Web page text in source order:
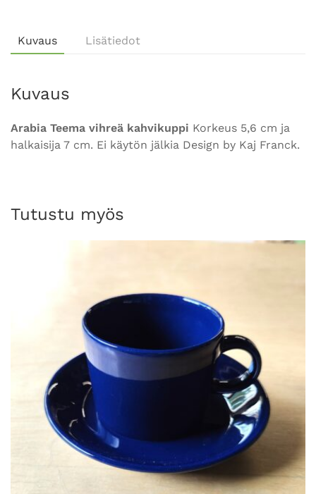
Kuvaus Lisätiedot
Kuvaus
Arabia Teema vihreä kahvikuppi Korkeus 5,6 cm ja
halkaisija 7 cm. Ei käytön jälkia Design by Kaj Franck.
Tutustu myös